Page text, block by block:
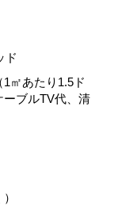
ド
1㎡あたり1.5ド
ーブルTV代、清